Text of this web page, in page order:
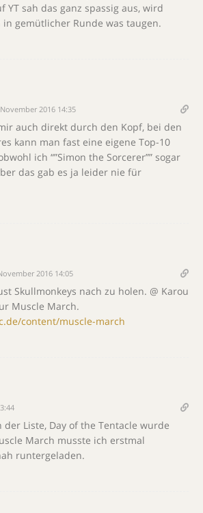
YT sah das ganz spassig aus, wird
gemütlicher Runde was taugen.
2016 14:35
auch direkt durch den Kopf, bei den
kann man fast eine eigene Top-10
ich “”Simon the Sorcerer”” sogar
das gab es ja leider nie für
2016 14:05
Skullmonkeys nach zu holen. @ Karou
Muscle March.
content/muscle-march
der Liste, Day of the Tentacle wurde
March musste ich erstmal
runtergeladen.